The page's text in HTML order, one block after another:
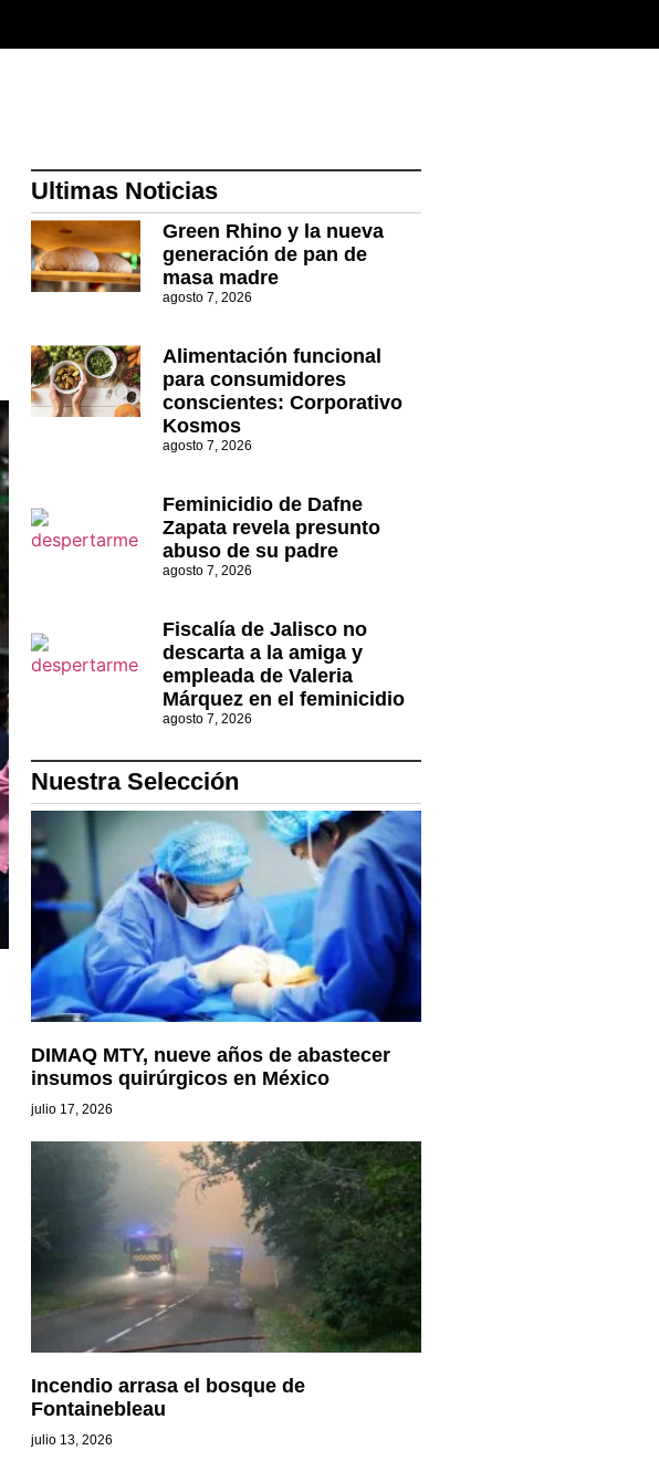
Ultimas Noticias
Green Rhino y la nueva
generación de pan de
masa madre
agosto 7, 2026
Alimentación funcional
para consumidores
conscientes: Corporativo
Kosmos
agosto 7, 2026
Feminicidio de Dafne
Zapata revela presunto
abuso de su padre
agosto 7, 2026
Fiscalía de Jalisco no
descarta a la amiga y
empleada de Valeria
Márquez en el feminicidio
agosto 7, 2026
Nuestra Selección
DIMAQ MTY, nueve años de abastecer
insumos quirúrgicos en México
julio 17, 2026
Incendio arrasa el bosque de
Fontainebleau
julio 13, 2026